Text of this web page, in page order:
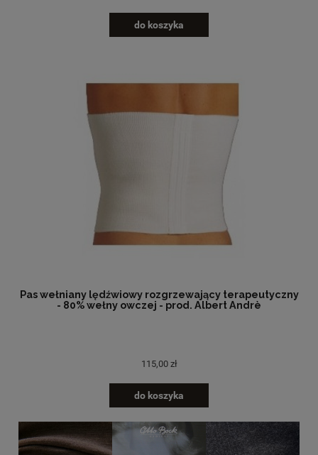
do koszyka
Pas wełniany lędźwiowy rozgrzewający terapeutyczny
- 80% wełny owczej - prod. Albert Andrè
115,00 zł
do koszyka